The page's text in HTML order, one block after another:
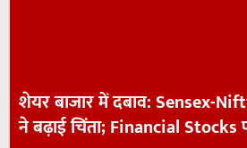
शेयर बाजार में दबाव: Sensex-
ने बढ़ाई चिंता; Financial Stocks